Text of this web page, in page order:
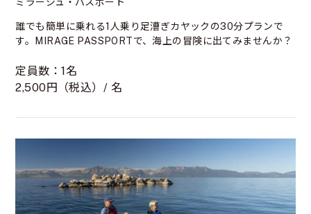
誰でも簡単に乗れる1人乗り足漕ぎカヤックの30分プランで
す。MIRAGE PASSPORTで、海上の冒険に出てみませんか？
定員数：1名
2,500円（税込）/ 名